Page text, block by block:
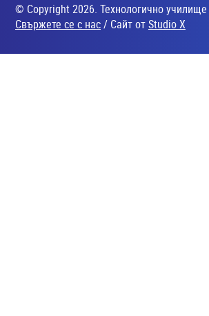
© Copyright 2026. Технологично
Свържете се с нас/ Сайт отStudio X